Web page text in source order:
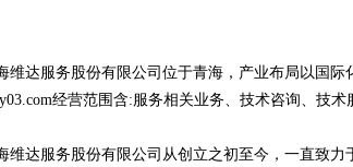
维达服务股份有限公司位于青海，产业布局以国
经营范围含:服务相关业务、技术咨询、技
维达服务股份有限公司从创立之初至今，一直致